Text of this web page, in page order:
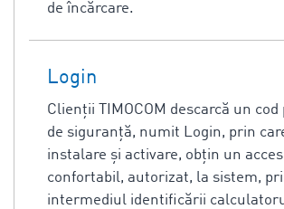
de încărcare.
Login
Clienţii TIMOCOM descarcă un
de siguranţă, numit Login, prin
instalare şi activare, obţin un acces
confortabil, autorizat, la sistem,
intermediul identificării